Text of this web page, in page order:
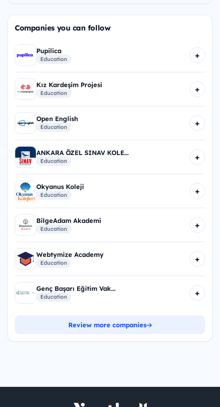
Companies you can follow
Pupilica
Education +
Kız Kardeşim Projesi
Education +
Open English
Education +
ANKARA ÖZEL SINAV KOLE...
Education +
Okyanus Koleji
Education +
BilgeAdam Akademi
Education +
Webtymize Academy
Education +
Genç Başarı Eğitim Vak...
Education +
Review more companies